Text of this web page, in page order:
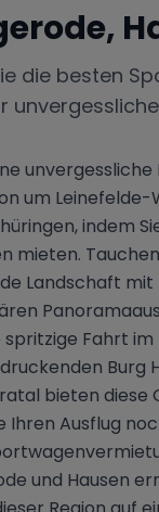
die besten
um Leinefelde-
indem
mieten. Tauchen
Landschaft mit
Fahrt im
Burg
bieten diese
Ihren Ausflug
und Hausen